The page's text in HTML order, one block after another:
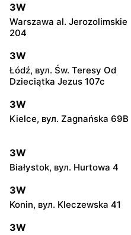
3W
Warszawa al. Jerozolimskie
204
3W
Łódź, вул. Św. Teresy Od
Dzieciątka Jezus 107c
3W
Kielce, вул. Zagnańska 69B
3W
Białystok, вул. Hurtowa 4
3W
Konin, вул. Kleczewska 41
3W